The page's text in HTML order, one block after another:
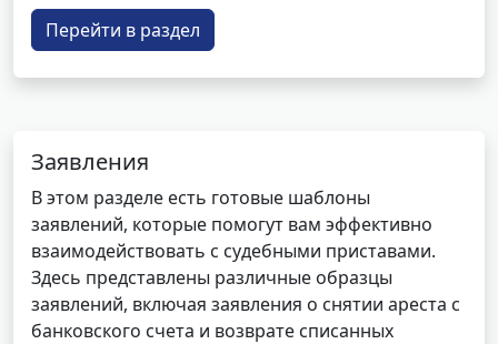
Перейти в раздел
Заявления
В этом разделе есть готовые шаблоны
заявлений, которые помогут вам эффективно
взаимодействовать с судебными приставами.
Здесь представлены различные образцы
заявлений, включая заявления о снятии ареста с
банковского счета и возврате списанных